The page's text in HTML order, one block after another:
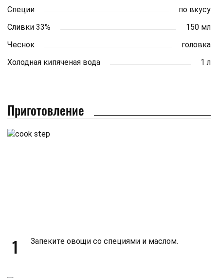
Специи
по вкусу
Сливки 33%
150 мл
Чеснок
головка
Холодная кипяченая вода
1 л
Приготовление
1 Запеките овощи со специями и маслом.